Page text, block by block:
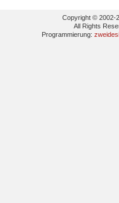
Copyright © 2002-
All Rights
Programmierung: